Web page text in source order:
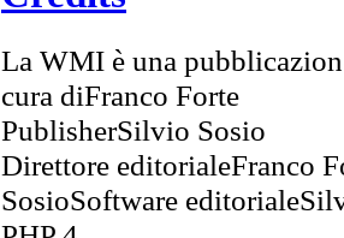
La WMI è una
cura diFranco Forte
PublisherSilvio Sosio
Direttore editorialeFranco
SosioSoftware